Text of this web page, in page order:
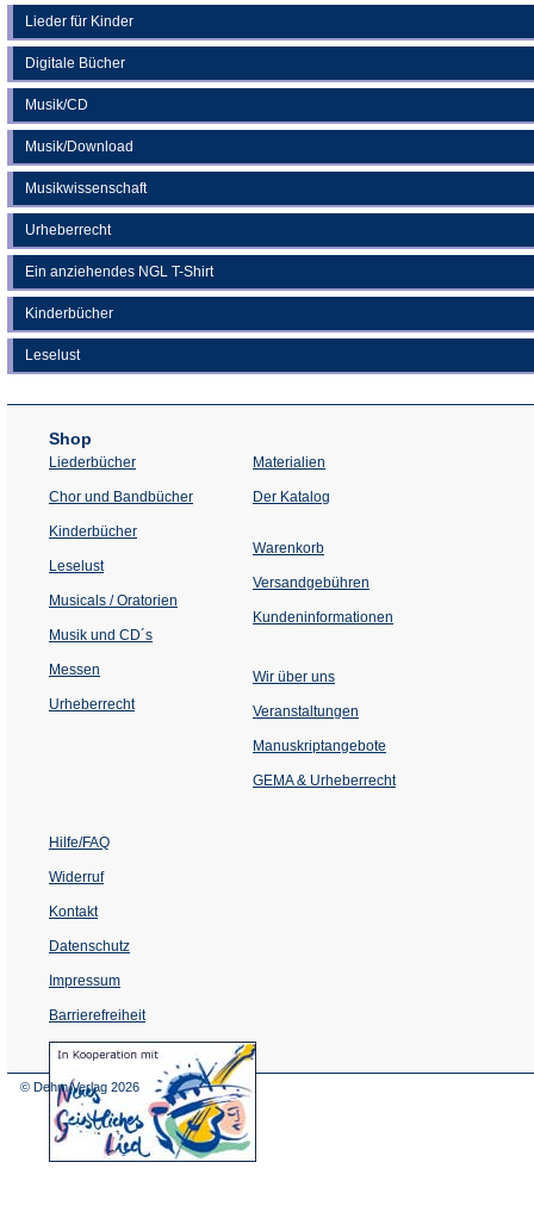
Lieder für Kinder
Digitale Bücher
Musik/CD
Musik/Download
Musikwissenschaft
Urheberrecht
Ein anziehendes NGL T-Shirt
Kinderbücher
Leselust
Shop
Liederbücher
Chor und Bandbücher
Kinderbücher
Leselust
Musicals / Oratorien
Musik und CD´s
Messen
Urheberrecht
Materialien
Der Katalog
Warenkorb
Versandgebühren
Kundeninformationen
Wir über uns
Veranstaltungen
einem
Tab)
Manuskriptangebote
GEMA & Urheberrecht
Hilfe/FAQ
Widerruf
Kontakt
Datenschutz
Impressum
Barrierefreiheit
(Öffnet
in
© Dehm Verlag 2026